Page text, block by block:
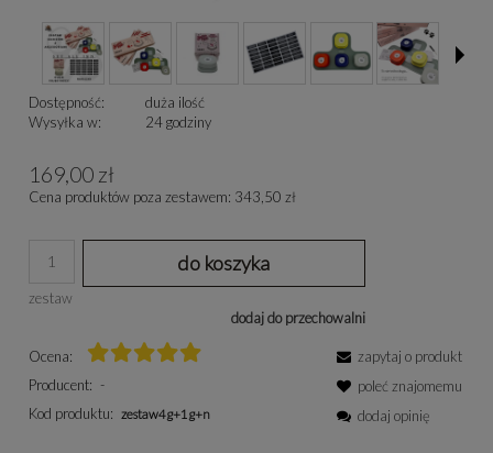
Dostępność:
duża ilość
Wysyłka w:
24 godziny
169,00 zł
Cena produktów poza zestawem: 343,50 zł
zestaw
do koszyka
dodaj do przechowalni
Ocena:
Producent: -
Kod produktu:
zestaw4g+1g+n
zapytaj o produkt
poleć znajomemu
dodaj opinię